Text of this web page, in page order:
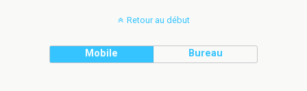
Retour au début
Mobile Bureau